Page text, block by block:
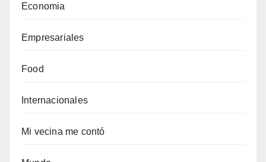
Economia
Empresariales
Food
Internacionales
Mi vecina me contó